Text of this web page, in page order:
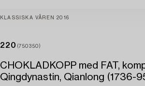
KLASSISKA VÅREN 2016
220 (750350)
CHOKLADKOPP med FAT,
Qingdynastin, Qianlong (1736-